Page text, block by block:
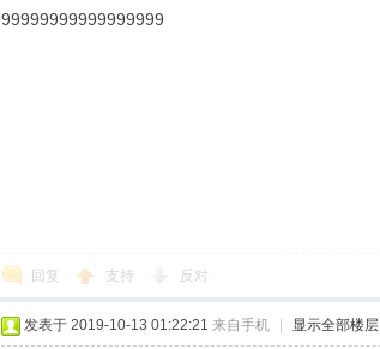
99999999999999999
回复 支持 反对
发表于 2019-10-13 01:22:21 来自手机 显示全部楼层